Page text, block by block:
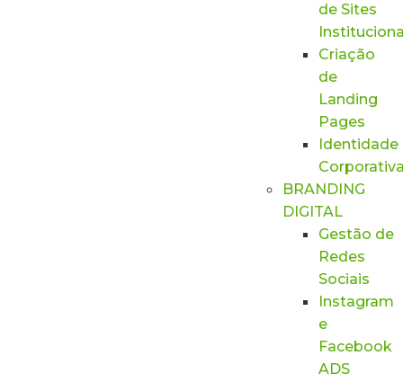
de Sites
Criação
de
Landing
Pages
Identidade
BRANDING
DIGITAL
Gestão de
Redes
Sociais
Instagram
e
Facebook
ADS